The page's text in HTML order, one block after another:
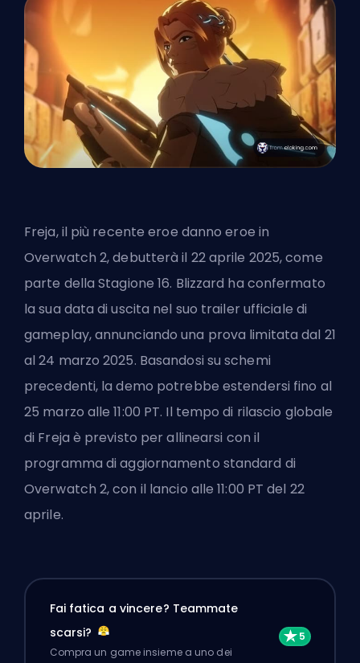
Freja, il più recente eroe dannoeroe in
Overwatch 2, debutterà il 22 aprile 2025, come
parte della Stagione 16. Blizzard ha confermato
la sua data di uscita nel suo trailer ufficiale di
gameplay, annunciando una prova limitata dal 21
al 24 marzo 2025. Basandosi su schemi
precedenti, la demo potrebbe estendersi fino al
25 marzo alle 11:00 PT. Il tempo di rilascio globale
di Freja è previsto per allinearsi con il
programma di aggiornamento standard di
Overwatch 2, con il lancio alle 11:00 PT del 22
aprile.
Fai fatica a vincere? Teammate
scarsi?
Compra un game insieme a uno dei